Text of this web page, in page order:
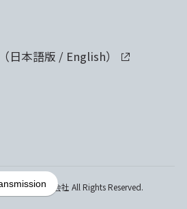
日本語版 / English）
薬工業株式会社 All Rights Reserved.